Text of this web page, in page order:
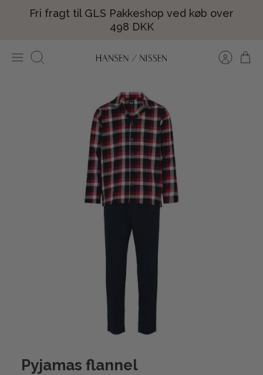
Fri fragt til GLS Pakkeshop ved køb over
498 DKK
Søg
Pyjamas flannel